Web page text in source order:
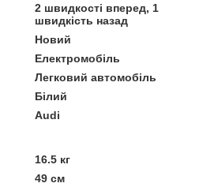
2 швидкості вперед, 1
швидкість назад
Новий
Електромобіль
Легковий автомобіль
Білий
Audi
16.5 кг
49 см